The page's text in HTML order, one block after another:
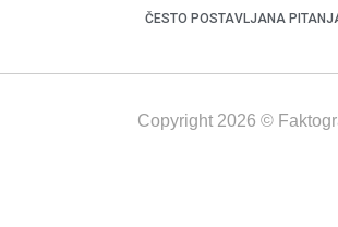
ČESTO POSTAVLJANA
Copyright 2026 ©